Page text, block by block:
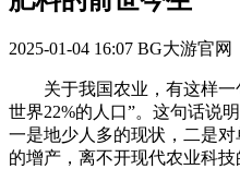
2025-01-04 16:07 BG大游官网
关于我国农业，有这样一
世界22%的人口”。这句话说
一是地少人多的现状，二是
的增产，离不开现代农业科